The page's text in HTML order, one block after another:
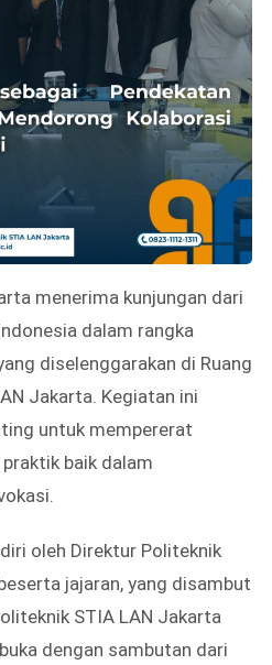
menerima kunjungan dari
dalam rangka
diselenggarakan di Ruang
Jakarta. Kegiatan ini
untuk mempererat
baik dalam
oleh Direktur Politeknik
jajaran, yang disambut
STIA LAN Jakarta
dengan sambutan dari